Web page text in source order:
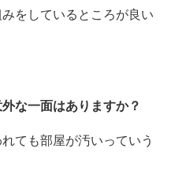
をしているところが良い
な一面はありますか？
ても部屋が汚いっていう